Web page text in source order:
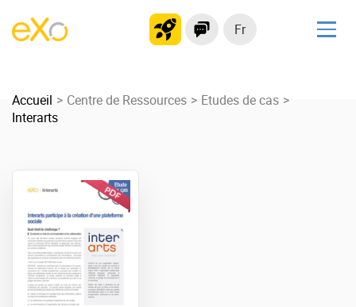
Fr
Plateforme collaborative
Réseau social
Portail d’applications
Produit
La Plateforme
Pourquoi eXo ?
Accueil Centre de Ressources
Etudes de cas
Interarts